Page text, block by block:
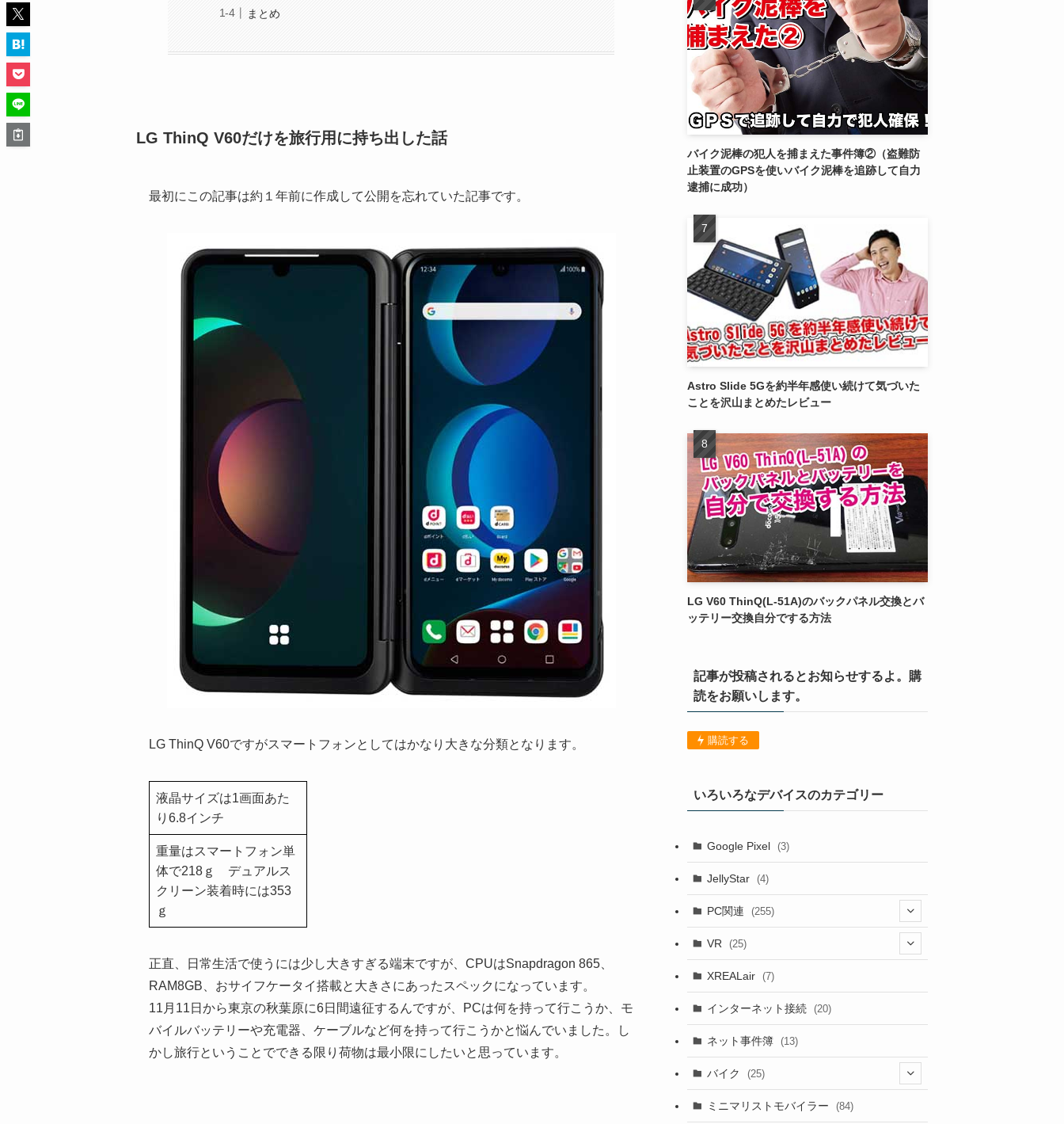
まとめ
LG ThinQ V60だけを旅行用に持ち出した話
最初にこの記事は約１年前に作成して公開を忘れていた記事です。
LG ThinQ V60ですがスマートフォンとしてはかなり大きな分類となります。
液晶サイズは1画面あた
り6.8インチ
重量はスマートフォン単
体で218ｇ デュアルス
クリーン装着時には353
ｇ
正直、日常生活で使うには少し大きすぎる端末ですが、CPUはSnapdragon 865、
RAM8GB、おサイフケータイ搭載と大きさにあったスペックになっています。
11月11日から東京の秋葉原に6日間遠征するんですが、PCは何を持って行こうか、モ
バイルバッテリーや充電器、ケーブルなど何を持って行こうかと悩んでいました。し
かし旅行ということでできる限り荷物は最小限にしたいと思っています。
バイク泥棒の犯人を捕まえた事件簿②（盗難防
止装置のGPSを使いバイク泥棒を追跡して自力
逮捕に成功）
Astro Slide 5Gを約半年感使い続けて気づいた
ことを沢山まとめたレビュー
LG V60 ThinQ(L-51A)のバックパネル交換とバ
ッテリー交換自分でする方法
記事が投稿されるとお知らせするよ。購
読をお願いします。
購読する
いろいろなデバイスのカテゴリー
Google Pixel (3)
JellyStar (4)
PC関連 (255)
(9)
(1)
(2)
VR (25)
(18)
(13)
XREALair (7)
インターネット接続 (20)
ネット事件簿 (13)
バイク (25)
(8)
ミニマリストモバイラー (84)